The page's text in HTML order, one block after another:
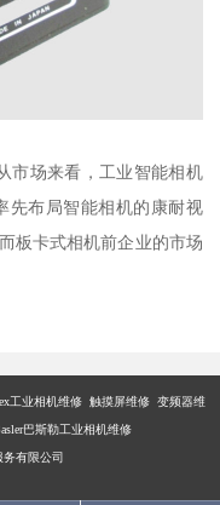
市场来看，工业智能相机
先布局智能相机的康耐视
板卡式相机前企业的市场
工业相机维修 触摸屏维修 变频器维
巴斯勒工业相机维修
有限公司